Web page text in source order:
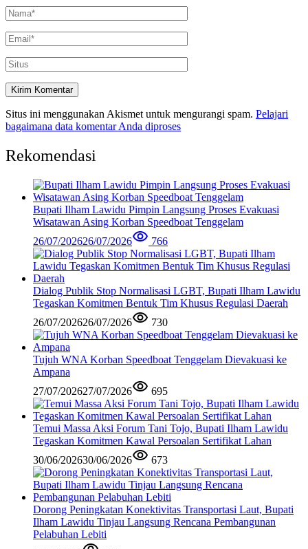
Situs ini menggunakan Akismet untuk mengurangi spam. Pelajari
bagaimana data komentar Anda diproses
Rekomendasi
Bupati Ilham Lawidu Pimpin Langsung Proses Evakuasi
Wisatawan Asing Korban Speedboat Tenggelam
26/07/202626/07/2026 766
Dialog Publik Stop Normalisasi LGBT, Bupati Ilham Lawidu
Tegaskan Komitmen Bentuk Tim Khusus Regulasi Daerah
26/07/202626/07/2026 730
Tujuh WNA Korban Speedboat Tenggelam Dievakuasi ke
Ampana
27/07/202627/07/2026 695
Temui Massa Aksi Forum Tani Tojo, Bupati Ilham Lawidu
Tegaskan Komitmen Kawal Persoalan Sertifikat Lahan
30/06/202630/06/2026 673
Dorong Peningkatan Konektivitas Transportasi Laut, Bupati
Ilham Lawidu Tinjau Langsung Rencana Pembangunan
Pelabuhan Lebiti